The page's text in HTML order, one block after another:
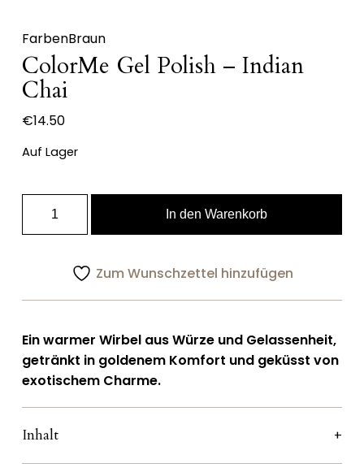
FarbenBraun
ColorMe Gel Polish – Indian
Chai
€14.50
Auf Lager
Chai
In den Warenkorb
Ein warmer Wirbel aus Würze und Gelassenheit,
getränkt in goldenem Komfort und geküsst von
exotischem Charme.
Zum Wunschzettel hinzufügen
Inhalt